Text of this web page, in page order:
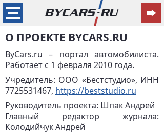
О ПРОЕКТЕ BYCARS.RU
ByCars.ru – портал автомобилиста.
Работает с 1 февраля 2010 года.
Учредитель: ООО «Бестстудио», ИНН
7725531467, https://beststudio.ru
Руководитель проекта: Шпак Андрей
Главный редактор журнала:
Колодийчук Андрей